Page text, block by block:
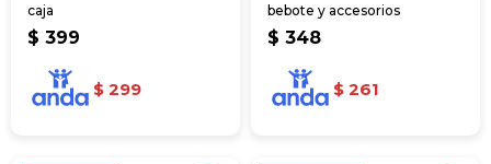
caja
$ 399
$ 299
bebote y accesorios
$ 348
$ 261